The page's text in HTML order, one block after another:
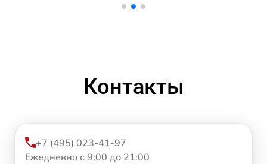
Контакты
+7 (495) 023-41-97
Ежедневно с 9:00 до 21:00